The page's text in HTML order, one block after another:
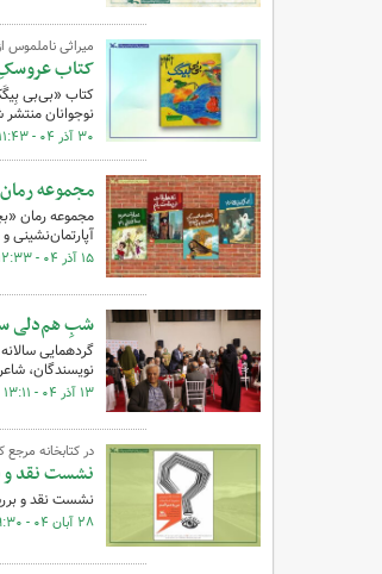
میراثی ناملموس
کتاب
کتاب «بی‌بی
نوجوانان
۳۰ آذر ۰۴ - ۱۱:۴۳
مجموعه
مجموعه رمان
آپارتمان‌نشینی
۱۵ آذر ۰۴ - ۱۲:۳۳
شبِ هم‌دلی
نویسندگان،
۱۳ آذر ۰۴ - ۱۳:۱۱
در کتابخانه مرجع
نشست نقد و
نشست نقد و
۲۸ آبان ۰۴ - ۰۹:۳۰